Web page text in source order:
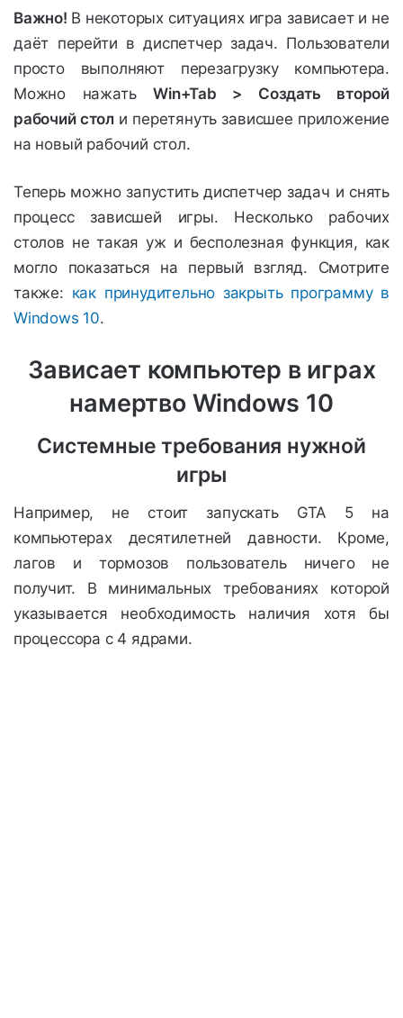
Важно! В некоторых ситуациях игра зависает и не
даёт перейти в диспетчер задач. Пользователи
просто выполняют перезагрузку компьютера.
Можно нажатьWin+Tab > Создать второй
рабочий стол и перетянуть зависшее приложение
на новый рабочий стол.
Теперь можно запустить диспетчер задач и снять
процесс зависшей игры. Несколько рабочих
столов не такая уж и бесполезная функция, как
могло показаться на первый взгляд. Смотрите
также: как принудительно закрыть программу в
Windows 10.
Зависает компьютер в играх
намертво Windows 10
Системные требования нужной
игры
Например, не стоит запускать GTA 5 на
компьютерах десятилетней давности. Кроме,
лагов и тормозов пользователь ничего не
получит. В минимальных требованиях которой
указывается необходимость наличия хотя бы
процессора с 4 ядрами.